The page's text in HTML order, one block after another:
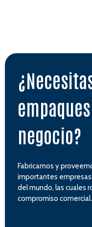
negocio?
Fabricamos y
importantes
del mundo, las cuales
compromiso comercial.